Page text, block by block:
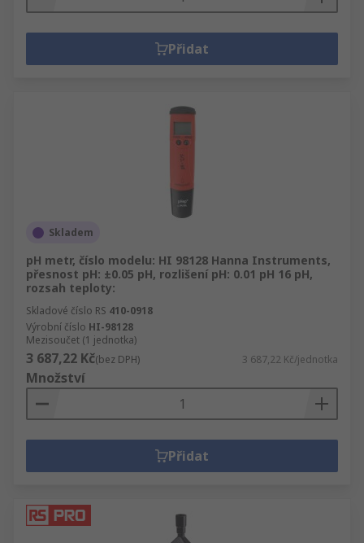
Přidat
Skladem
pH metr, číslo modelu: HI 98128 Hanna Instruments,
přesnost pH: ±0.05 pH, rozlišení pH: 0.01 pH 16 pH,
rozsah teploty:
Skladové číslo RS 410-0918
Výrobní číslo HI-98128
Mezisoučet (1 jednotka)
3 687,22 Kč(bez DPH) 3 687,22 Kč/jednotka
Množství
Přidat